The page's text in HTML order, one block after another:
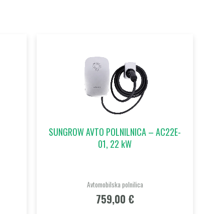
SUNGROW AVTO POLNILNICA – AC22E-
01, 22 kW
Avtomobilska polnilica
759,00 €